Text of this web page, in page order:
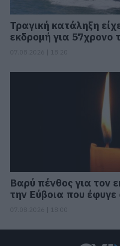
Τραγική κατάληξη
εκδρομή για 57χρονο
Βαρύ πένθος για τον
την Εύβοια που